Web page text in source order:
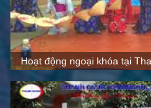
Quy mô, cách thức hoạt